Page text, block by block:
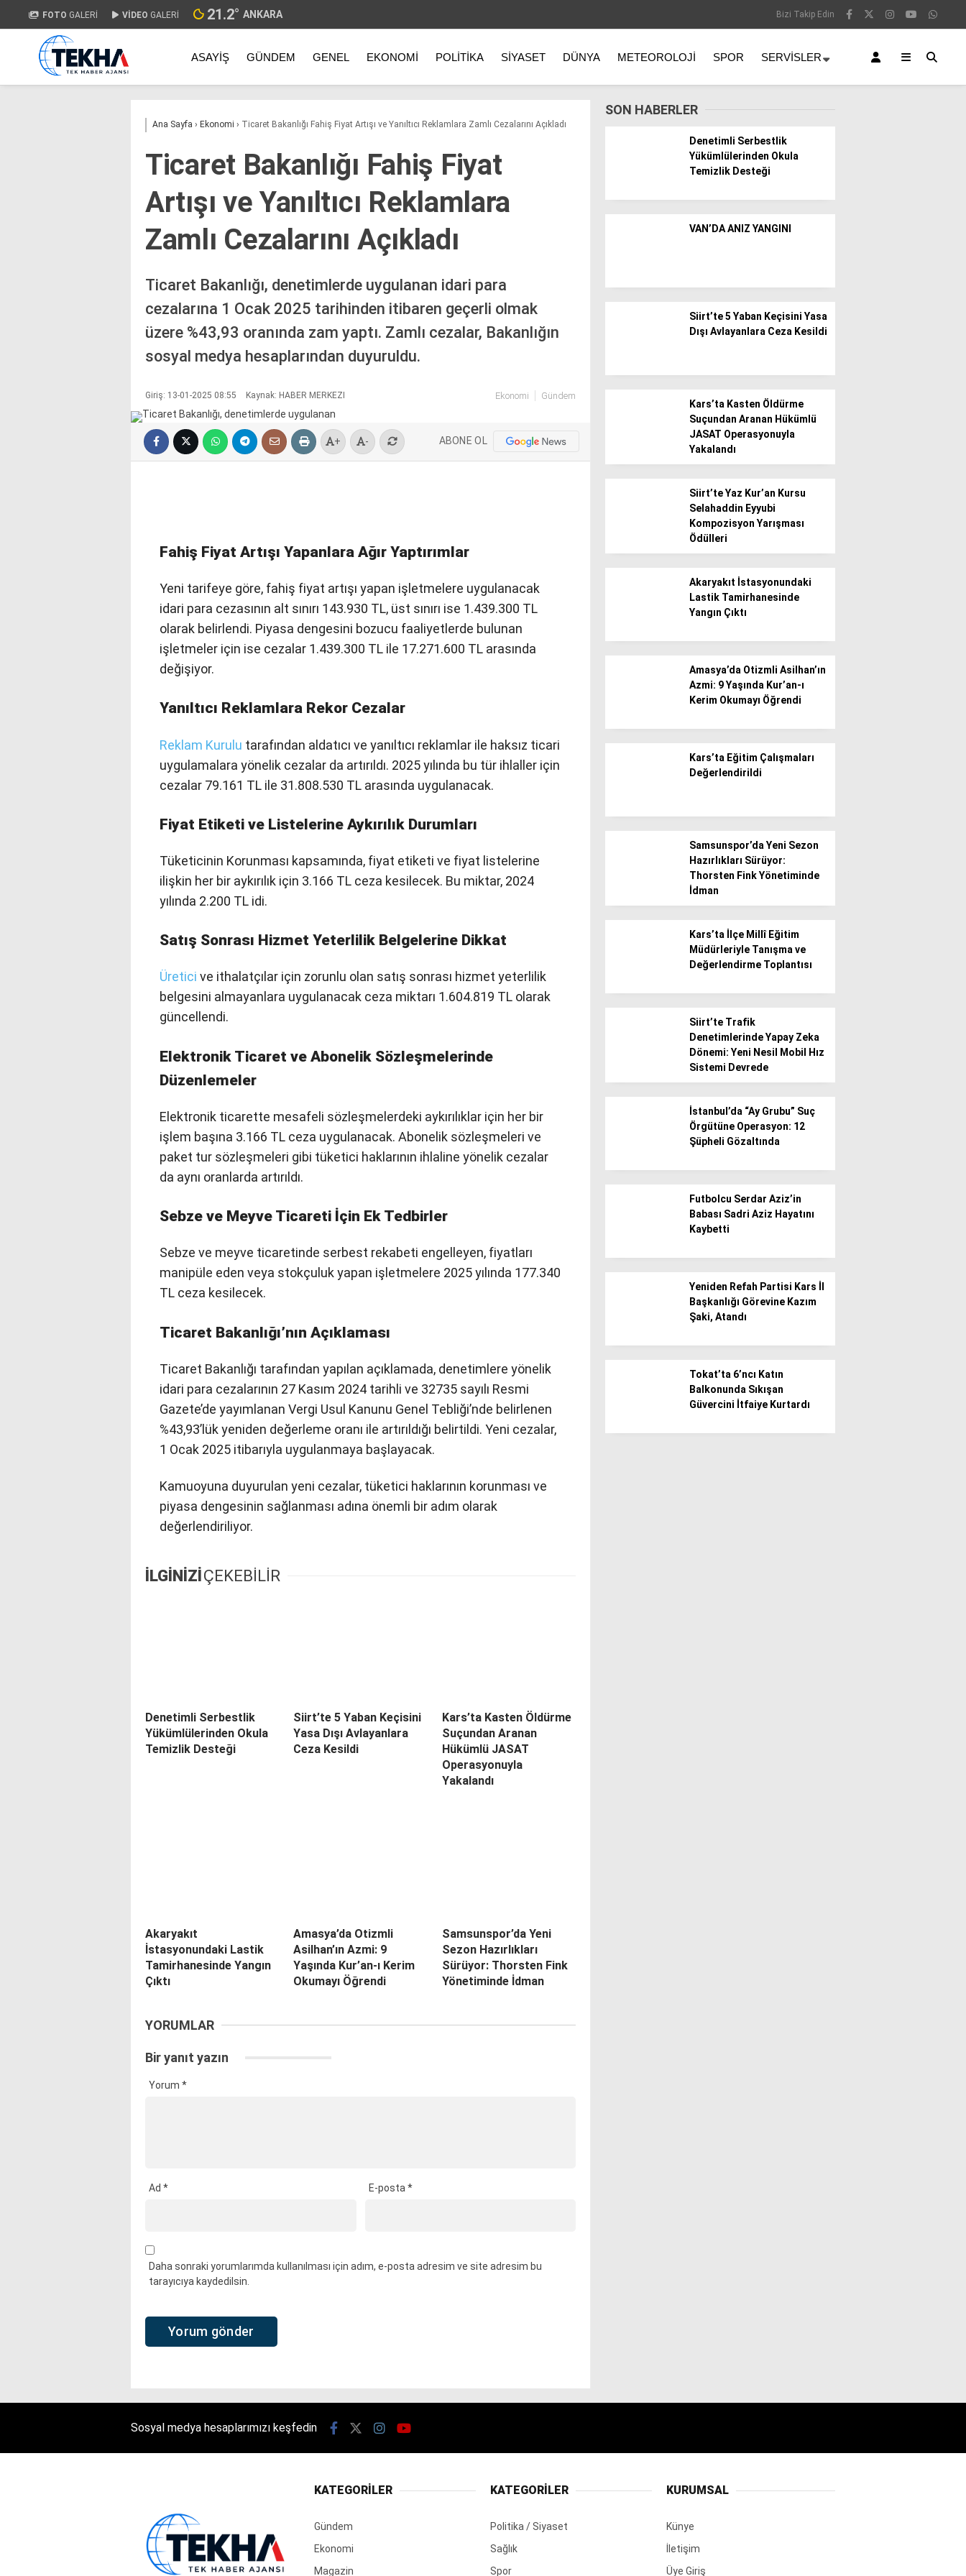
Politika / Siyaset
FOTO GALERİ VİDEO GALERİ 21.2° ANKARA Bizi Takip Edin
ASAYIŞ GÜNDEM GENEL EKONOMI POLITIKA SIYASET DÜNYA METEOROLOJI SPOR SERVISLER
Ana Sayfa › Ekonomi › Ticaret Bakanlığı Fahiş Fiyat Artışı ve Yanıltıcı Reklamlara Zamlı Cezalarını Açıkladı
Ticaret Bakanlığı Fahiş Fiyat
Artışı ve Yanıltıcı Reklamlara
Zamlı Cezalarını Açıkladı
Ticaret Bakanlığı, denetimlerde uygulanan idari para
cezalarına 1 Ocak 2025 tarihinden itibaren geçerli olmak
üzere %43,93 oranında zam yaptı. Zamlı cezalar, Bakanlığın
sosyal medya hesaplarından duyuruldu.
Giriş: 13-01-2025 08:55 Kaynak: HABER MERKEZI Ekonomi Gündem
+ - ABONE OL
Fahiş Fiyat Artışı Yapanlara Ağır Yaptırımlar
Yeni tarifeye göre, fahiş fiyat artışı yapan işletmelere uygulanacak
idari para cezasının alt sınırı 143.930 TL, üst sınırı ise 1.439.300 TL
olarak belirlendi. Piyasa dengesini bozucu faaliyetlerde bulunan
işletmeler için ise cezalar 1.439.300 TL ile 17.271.600 TL arasında
değişiyor.
Yanıltıcı Reklamlara Rekor Cezalar
Reklam Kurulu tarafından aldatıcı ve yanıltıcı reklamlar ile haksız ticari
uygulamalara yönelik cezalar da artırıldı. 2025 yılında bu tür ihlaller için
cezalar 79.161 TL ile 31.808.530 TL arasında uygulanacak.
Fiyat Etiketi ve Listelerine Aykırılık Durumları
Tüketicinin Korunması kapsamında, fiyat etiketi ve fiyat listelerine
ilişkin her bir aykırılık için 3.166 TL ceza kesilecek. Bu miktar, 2024
yılında 2.200 TL idi.
Satış Sonrası Hizmet Yeterlilik Belgelerine Dikkat
Üretici ve ithalatçılar için zorunlu olan satış sonrası hizmet yeterlilik
belgesini almayanlara uygulanacak ceza miktarı 1.604.819 TL olarak
güncellendi.
Elektronik Ticaret ve Abonelik Sözleşmelerinde
Düzenlemeler
Elektronik ticarette mesafeli sözleşmelerdeki aykırılıklar için her bir
işlem başına 3.166 TL ceza uygulanacak. Abonelik sözleşmeleri ve
paket tur sözleşmeleri gibi tüketici haklarının ihlaline yönelik cezalar
da aynı oranlarda artırıldı.
Sebze ve Meyve Ticareti İçin Ek Tedbirler
Sebze ve meyve ticaretinde serbest rekabeti engelleyen, fiyatları
manipüle eden veya stokçuluk yapan işletmelere 2025 yılında 177.340
TL ceza kesilecek.
Ticaret Bakanlığı’nın Açıklaması
Ticaret Bakanlığı tarafından yapılan açıklamada, denetimlere yönelik
idari para cezalarının 27 Kasım 2024 tarihli ve 32735 sayılı Resmi
Gazete’de yayımlanan Vergi Usul Kanunu Genel Tebliği’nde belirlenen
%43,93’lük yeniden değerleme oranı ile artırıldığı belirtildi. Yeni cezalar,
1 Ocak 2025 itibarıyla uygulanmaya başlayacak.
Kamuoyuna duyurulan yeni cezalar, tüketici haklarının korunması ve
piyasa dengesinin sağlanması adına önemli bir adım olarak
değerlendiriliyor.
İLGİNİZİ ÇEKEBİLİR
Denetimli Serbestlik
Yükümlülerinden Okula
Temizlik Desteği
Siirt’te 5 Yaban Keçisini
Yasa Dışı Avlayanlara
Ceza Kesildi
Kars’ta Kasten Öldürme
Suçundan Aranan
Hükümlü JASAT
Operasyonuyla
Yakalandı
Akaryakıt
İstasyonundaki Lastik
Tamirhanesinde Yangın
Çıktı
Amasya’da Otizmli
Asilhan’ın Azmi: 9
Yaşında Kur’an-ı Kerim
Okumayı Öğrendi
Samsunspor’da Yeni
Sezon Hazırlıkları
Sürüyor: Thorsten Fink
Yönetiminde İdman
YORUMLAR
Bir yanıt yazın
Yorum *
Ad * E-posta*
Daha sonraki yorumlarımda kullanılması için adım, e-posta adresim ve site adresim bu
tarayıcıya kaydedilsin.
SON HABERLER
Denetimli Serbestlik
Yükümlülerinden Okula
Temizlik Desteği
VAN’DA ANIZ YANGINI
Siirt’te 5 Yaban Keçisini Yasa
Dışı Avlayanlara Ceza Kesildi
Kars’ta Kasten Öldürme
Suçundan Aranan Hükümlü
JASAT Operasyonuyla
Yakalandı
Siirt’te Yaz Kur’an Kursu
Selahaddin Eyyubi
Kompozisyon Yarışması
Ödülleri
Akaryakıt İstasyonundaki
Lastik Tamirhanesinde
Yangın Çıktı
Amasya’da Otizmli Asilhan’ın
Azmi: 9 Yaşında Kur’an-ı
Kerim Okumayı Öğrendi
Kars’ta Eğitim Çalışmaları
Değerlendirildi
Samsunspor’da Yeni Sezon
Hazırlıkları Sürüyor:
Thorsten Fink Yönetiminde
İdman
Kars’ta İlçe Millî Eğitim
Müdürleriyle Tanışma ve
Değerlendirme Toplantısı
Siirt’te Trafik
Denetimlerinde Yapay Zeka
Dönemi: Yeni Nesil Mobil Hız
Sistemi Devrede
İstanbul’da “Ay Grubu” Suç
Örgütüne Operasyon: 12
Şüpheli Gözaltında
Futbolcu Serdar Aziz’in
Babası Sadri Aziz Hayatını
Kaybetti
Yeniden Refah Partisi Kars İl
Başkanlığı Görevine Kazım
Şaki, Atandı
Tokat’ta 6’ncı Katın
Balkonunda Sıkışan
Güvercini İtfaiye Kurtardı
Sosyal medya hesaplarımızı keşfedin
KATEGORİLER
Gündem
Ekonomi
Magazin
KATEGORİLER
Politika / Siyaset
Sağlık
Spor
KURUMSAL
Künye
İletişim
Üye Giriş